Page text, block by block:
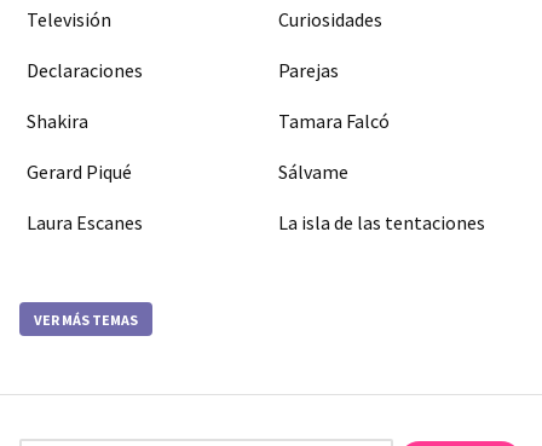
Televisión Curiosidades
Declaraciones Parejas
Shakira Tamara Falcó
Gerard Piqué Sálvame
Laura Escanes La isla de las tentaciones
VER MÁS TEMAS